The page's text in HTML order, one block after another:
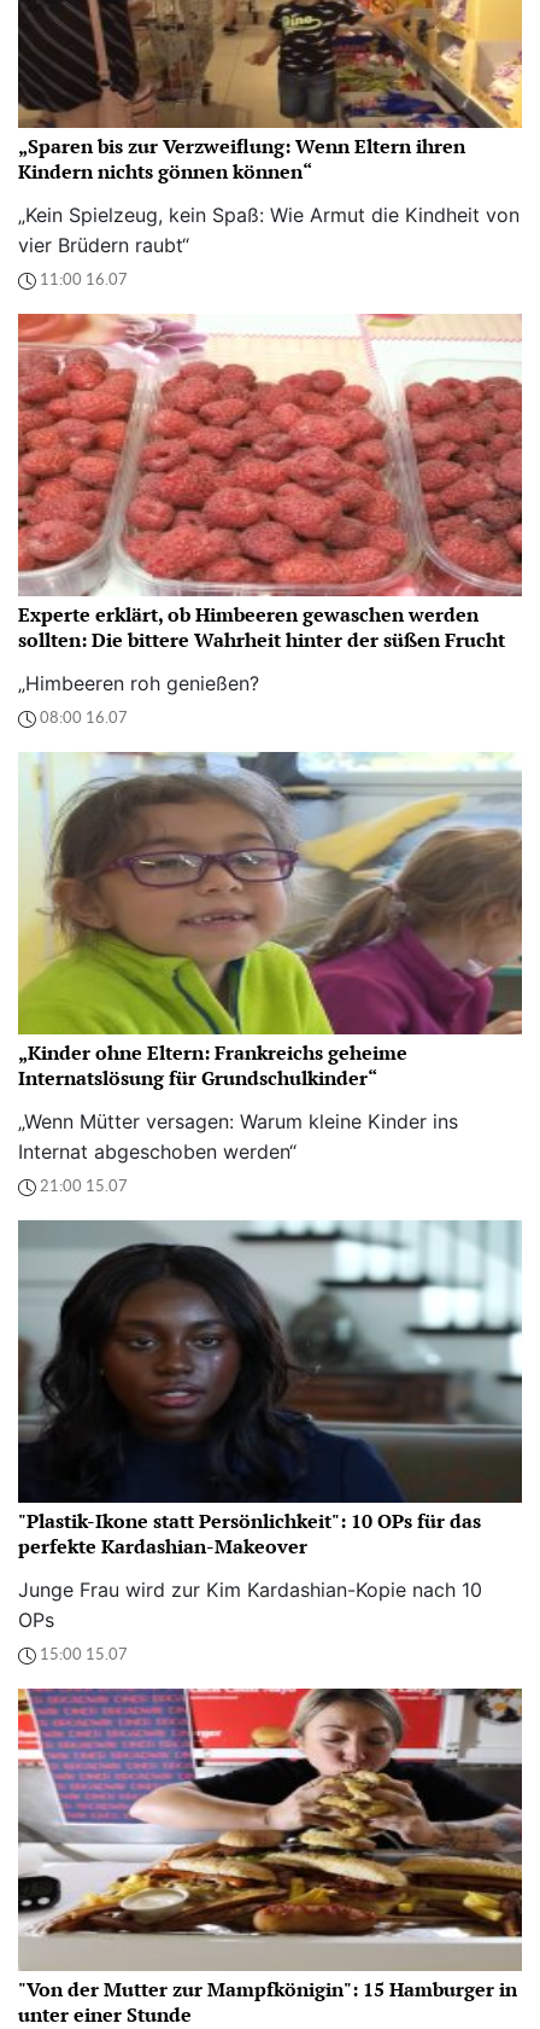
„Sparen bis zur Verzweiflung: Wenn Eltern ihren
Kindern nichts gönnen können“
„Kein Spielzeug, kein Spaß: Wie Armut die Kindheit von
vier Brüdern raubt“
11:00 16.07
Experte erklärt, ob Himbeeren gewaschen werden
sollten: Die bittere Wahrheit hinter der süßen Frucht
„Himbeeren roh genießen?
08:00 16.07
„Kinder ohne Eltern: Frankreichs geheime
Internatslösung für Grundschulkinder“
„Wenn Mütter versagen: Warum kleine Kinder ins
Internat abgeschoben werden“
21:00 15.07
"Plastik-Ikone statt Persönlichkeit": 10 OPs für das
perfekte Kardashian-Makeover
Junge Frau wird zur Kim Kardashian-Kopie nach 10
OPs
15:00 15.07
"Von der Mutter zur Mampfkönigin": 15 Hamburger in
unter einer Stunde